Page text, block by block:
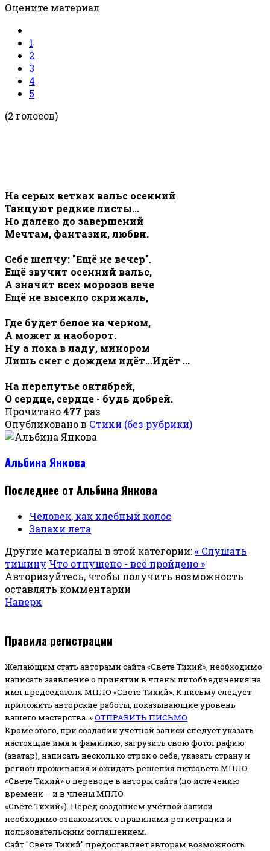
Оцените материал
1
2
3
4
5
(2 голосов)
На серых ветках вальс осенний
Танцуют редкие листы...
Но далеко до завершений
Мечтам, фантазии, любви.
Себе шепчу: "Ещё не вечер".
Ещё звучит осенний вальс,
А значит всех морозов вече
Ещё не высекло скрижаль,
Где будет белое на черном,
А может и наоборот.
Ну а пока в ладу, минором
Лишь снег с дождем идёт...Идёт ...
На перепутье октябрей,
О сердце, сердце - будь добрей.
Прочитано477 раз
Опубликовано в Стихи (без рубрики)
Альбина Янкова
Последнее от Альбина Янкова
Человек, как хлебный колос
Запахи лета
Другие материалы в этой категории:« Слушать
тишину Что отпущено - всё пройдено »
Авторизуйтесь, чтобы получить возможность
оставлять комментарии
Наверх
Правила регистрации
Желающим стать авторами сайта «Свете Тихий», необходимо
написать заявление о принятии в члены литобъединения на
имя председателя МПЛО «Свете Тихий». К письму следует
приложить авторские работы, показывающие уровень
вашего мастерства. »ОТПРАВИТЬ ПИСЬМО
Кроме этого, при создании учетной записи следует указать
настоящие имя и фамилию, загрузить свою фотографию
(аватар), написать несколько строк о себе, указать страну и
регион проживания и ожидать решения литсовета МПЛО
«Свете Тихий» о переводе в авторы сайта (по истечению
времени – и в члены МПЛО
«Свете Тихий»). Перед созданием учётной записи
необходимо ознакомится с правилами регистрации и
пользовательским соглашением.
Сайт "Свете Тихий" предоставляет авторам возможность